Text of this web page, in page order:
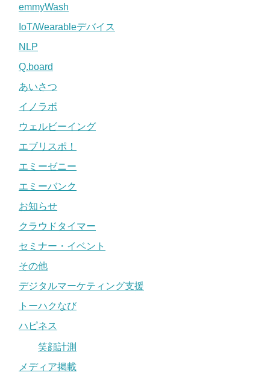
emmyWash
IoT/Wearableデバイス
NLP
Q.board
あいさつ
イノラボ
ウェルビーイング
エブリスポ！
エミーゼニー
エミーバンク
お知らせ
クラウドタイマー
セミナー・イベント
その他
デジタルマーケティング支援
トーハクなび
ハピネス
笑顔計測
メディア掲載